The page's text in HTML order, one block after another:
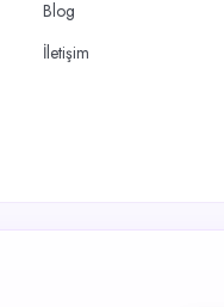
Blog
İletişim